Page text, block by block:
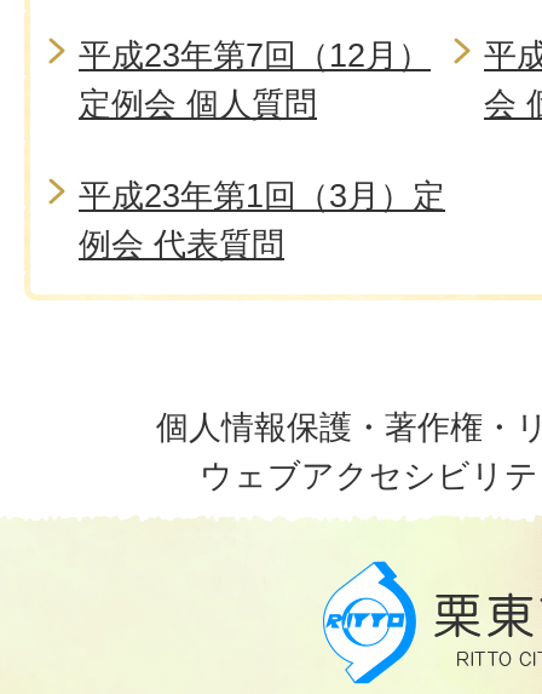
平成23年第7回（12月）
定例会 個人質問
平
会
平成23年第1回（3月）定
例会 代表質問
個人情報保護・著作権・
ウェブアクセシビリ